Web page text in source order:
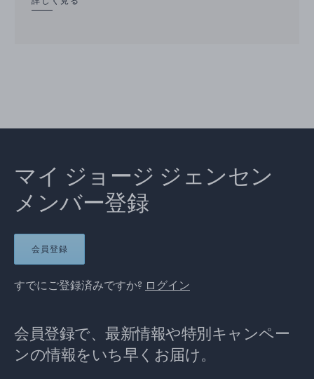
マイ ジョージ ジェンセン
メンバー登録
会員登録
すでにご登録済みですか? ログイン
会員登録で、最新情報や特別キャンペー
ンの情報をいち早くお届け。